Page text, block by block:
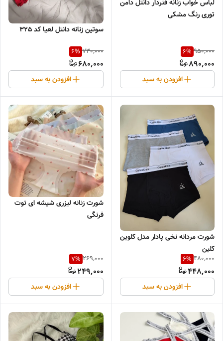
لباس خواب زنانه فنردار دانتل دامن
توری رنگ مشکی
950,000
6%
890,000
افزودن به سبد
سوتین زنانه دانتل لعیا کد 325
730,000
6%
680,000
افزودن به سبد
شورت مردانه نخی پادار مدل کلوین
کلین
480,000
6%
448,000
افزودن به سبد
شورت زنانه لیزری شیشه ای توت
فرنگی
269,000
7%
249,000
افزودن به سبد